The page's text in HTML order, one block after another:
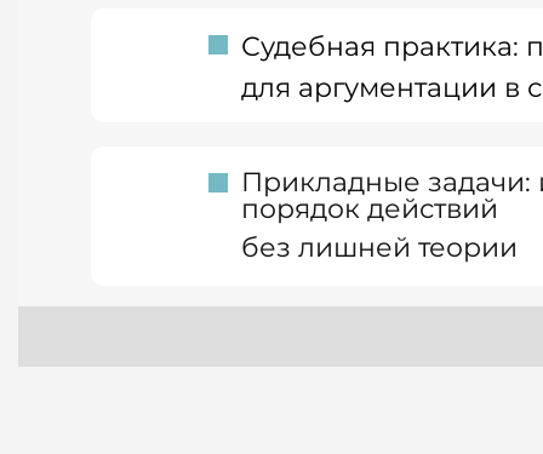
Судебная практика:
для аргументации в
Прикладные задачи:
порядок действий
без лишней теории